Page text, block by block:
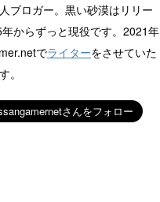
ブロガー。黒い砂漠はリリー
からずっと現役です。2021年
でライターをさせていた
。